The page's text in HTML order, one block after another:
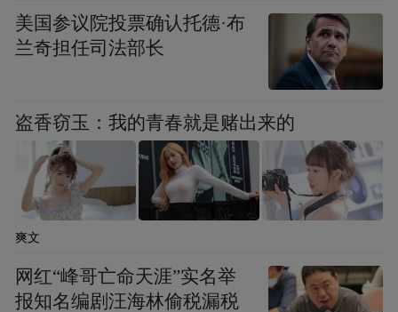
美国参议院投票确认托德·布
兰奇担任司法部长
盗香窃玉：我的青春就是赌出来的
爽文
网红“峰哥亡命天涯”实名举
报知名编剧汪海林偷税漏税